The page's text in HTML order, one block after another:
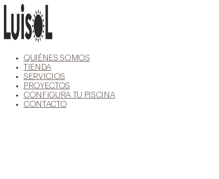
contenido
QUIÉNES SOMOS
TIENDA
SERVICIOS
PROYECTOS
CONFIGURA TU PISCINA
CONTACTO